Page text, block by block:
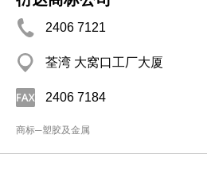
2406 7121
荃湾 大窝口工厂大厦
2406 7184
商标─塑胶及金属